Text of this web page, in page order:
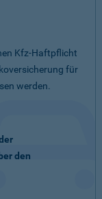
Kfz-Haftpflicht
für
werden.
den